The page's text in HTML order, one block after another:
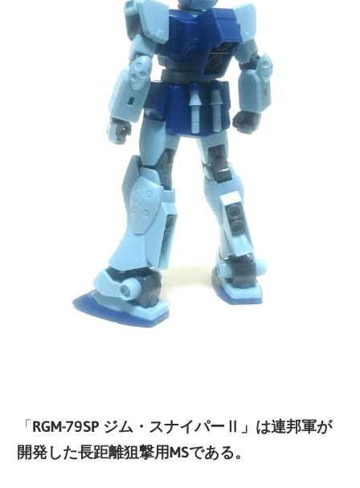
「RGM-79SP ジム・スナイパーⅡ」は連邦軍が
開発した長距離狙撃用MSである。